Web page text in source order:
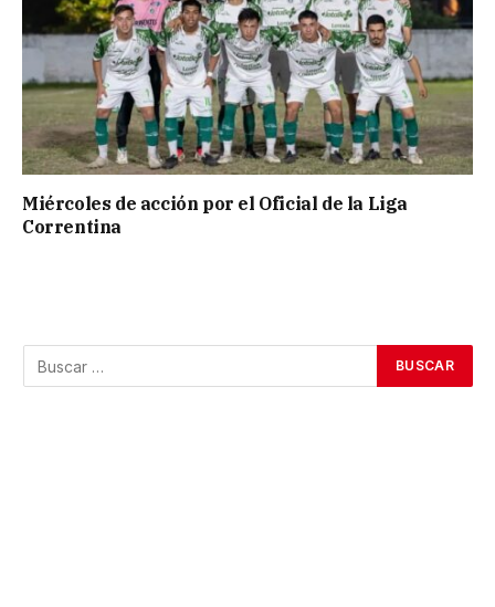
Miércoles de acción por el Oficial de la Liga
Correntina